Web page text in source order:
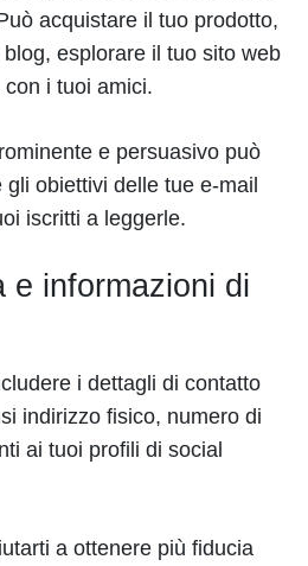
acquistare il tuo prodotto,
esplorare il tuo sito web
i tuoi amici.
e persuasivo può
obiettivi delle tue e-mail
iscritti a leggerle.
e informazioni di
i dettagli di contatto
indirizzo fisico, numero di
ai tuoi profili di social
a ottenere più fiducia